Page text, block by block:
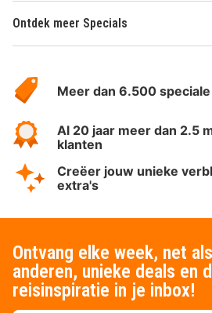
Ontdek meer Specials
HotelSpecials
Meer dan 6.500
Al 20 jaar meer dan 2.5
klanten
Creëer jouw unieke
extra's
Ontvang elke week, net
anderen, unieke deals en
reisinspiratie in je inbox!